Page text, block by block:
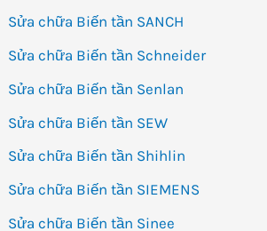
Sửa chữa Biến tần SANCH
Sửa chữa Biến tần Schneider
Sửa chữa Biến tần Senlan
Sửa chữa Biến tần SEW
Sửa chữa Biến tần Shihlin
Sửa chữa Biến tần SIEMENS
Sửa chữa Biến tần Sinee